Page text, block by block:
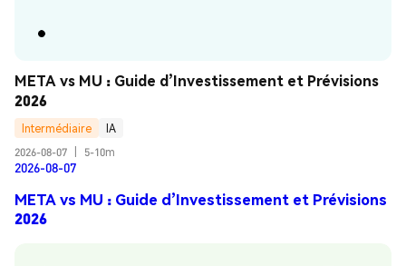
META vs MU : Guide d’Investissement et Prévisions
2026
Intermédiaire
IA
2026-08-07
5-10m
2026-08-07
META vs MU : Guide d’Investissement et Prévisions
2026